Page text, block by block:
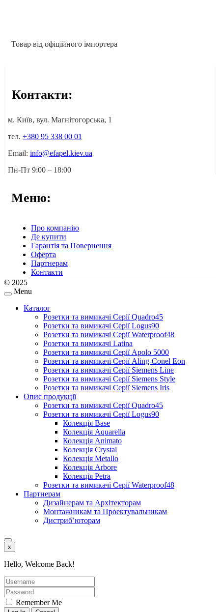
Товар від офіційного імпортера
Контакти:
м. Київ, вул. Магнітогорська, 1
тел. +380 95 338 00 01
Email: info@efapel.kiev.ua
Пн-Пт 9:00 – 18:00
Меню:
Про компанію
Де купити
Гарантія та Повернення
Оферта
Партнерам
Контакти
© 2025
Menu
Каталог
Розетки та вимикачі Серії Quadro45
Розетки та вимикачі Серії Logus90
Розетки та вимикачі Серії Waterproof48
Розетки та вимикачі Latina
Розетки та вимикачі Серії Apolo 5000
Розетки та вимикачі Серії Aling-Conel Eon
Розетки та вимикачі Серії Siemens Line
Розетки та вимикачі Серії Siemens Style
Розетки та вимикачі Серії Siemens Iris
Опис продукції
Розетки та вимикачі Серії Quadro45
Розетки та вимикачі Серії Logus90
Колекція Base
Колекція Aquarella
Колекція Animato
Колекція Crystal
Колекція Metallo
Колекція Arbore
Колекція Petra
Розетки та вимикачі Серії Waterproof48
Партнерам
Дизайнерам та Архітекторам
Монтажникам та Проектувальникам
Дистриб’юторам
x
Hello, Welcome Back!
Remember Me